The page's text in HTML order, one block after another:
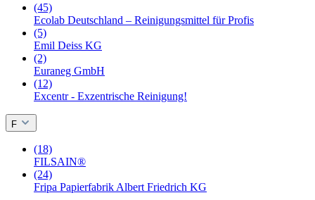
(45)
Ecolab Deutschland – Reinigungsmittel für Profis
(5)
Emil Deiss KG
(2)
Euraneg GmbH
(12)
Excentr - Exzentrische Reinigung!
F
(18)
FILSAIN®
(24)
Fripa Papierfabrik Albert Friedrich KG